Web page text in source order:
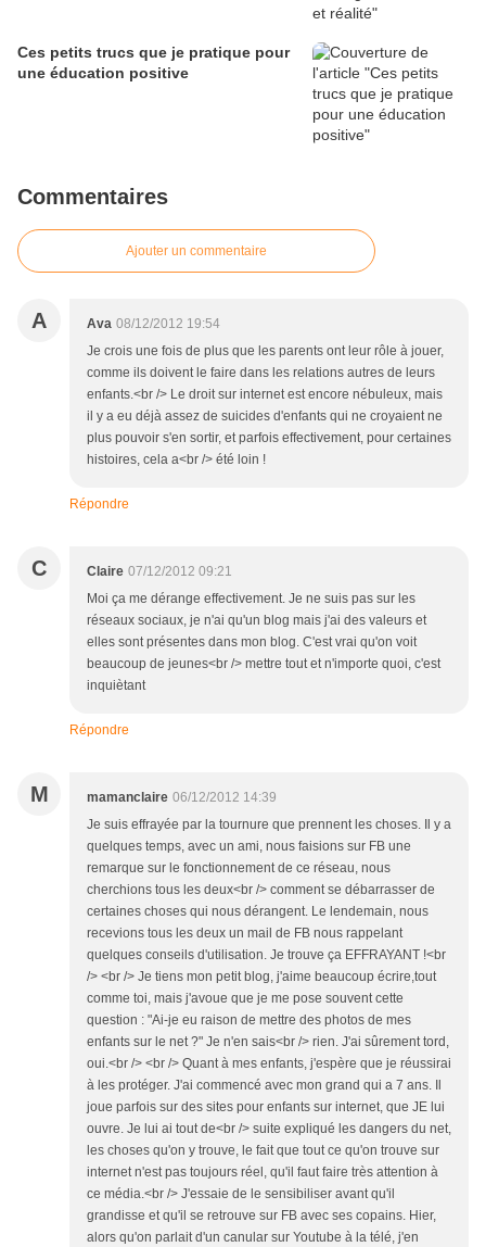
Ces petits trucs que je pratique pour
une éducation positive
Commentaires
Ajouter un commentaire
A Ava 08/12/2012 19:54
Je crois une fois de plus que les parents ont leur rôle à jouer,
comme ils doivent le faire dans les relations autres de leurs
enfants.<br /> Le droit sur internet est encore nébuleux, mais
il y a eu déjà assez de suicides d'enfants qui ne croyaient ne
plus pouvoir s'en sortir, et parfois effectivement, pour certaines
histoires, cela a<br /> été loin !
Répondre
C Claire 07/12/2012 09:21
Moi ça me dérange effectivement. Je ne suis pas sur les
réseaux sociaux, je n'ai qu'un blog mais j'ai des valeurs et
elles sont présentes dans mon blog. C'est vrai qu'on voit
beaucoup de jeunes<br /> mettre tout et n'importe quoi, c'est
inquiètant
Répondre
M mamanclaire 06/12/2012 14:39
Je suis effrayée par la tournure que prennent les choses. Il y a
quelques temps, avec un ami, nous faisions sur FB une
remarque sur le fonctionnement de ce réseau, nous
cherchions tous les deux<br /> comment se débarrasser de
certaines choses qui nous dérangent. Le lendemain, nous
recevions tous les deux un mail de FB nous rappelant
quelques conseils d'utilisation. Je trouve ça EFFRAYANT !<br
/> <br /> Je tiens mon petit blog, j'aime beaucoup écrire,tout
comme toi, mais j'avoue que je me pose souvent cette
question : "Ai-je eu raison de mettre des photos de mes
enfants sur le net ?" Je n'en sais<br /> rien. J'ai sûrement tord,
oui.<br /> <br /> Quant à mes enfants, j'espère que je réussirai
à les protéger. J'ai commencé avec mon grand qui a 7 ans. Il
joue parfois sur des sites pour enfants sur internet, que JE lui
ouvre. Je lui ai tout de<br /> suite expliqué les dangers du net,
les choses qu'on y trouve, le fait que tout ce qu'on trouve sur
internet n'est pas toujours réel, qu'il faut faire très attention à
ce média.<br /> J'essaie de le sensibiliser avant qu'il
grandisse et qu'il se retrouve sur FB avec ses copains. Hier,
alors qu'on parlait d'un canular sur Youtube à la télé, j'en